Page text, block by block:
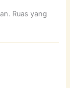
Ruas yang